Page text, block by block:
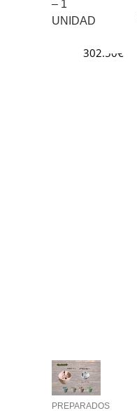
– 1
UNIDAD
302.50€
PREPARADOS